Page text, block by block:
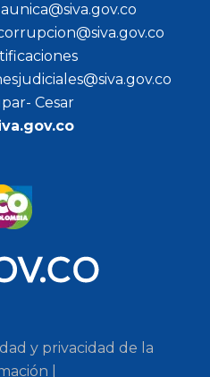
Cesar
y privacidad de la
|